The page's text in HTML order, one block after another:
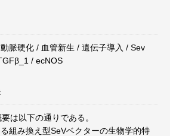
脈硬化 / 血管新生 / 遺伝子導入 / Sev
/ ecNOS
は以下の通りである。
組み換え型SeVベクターの生物学的特